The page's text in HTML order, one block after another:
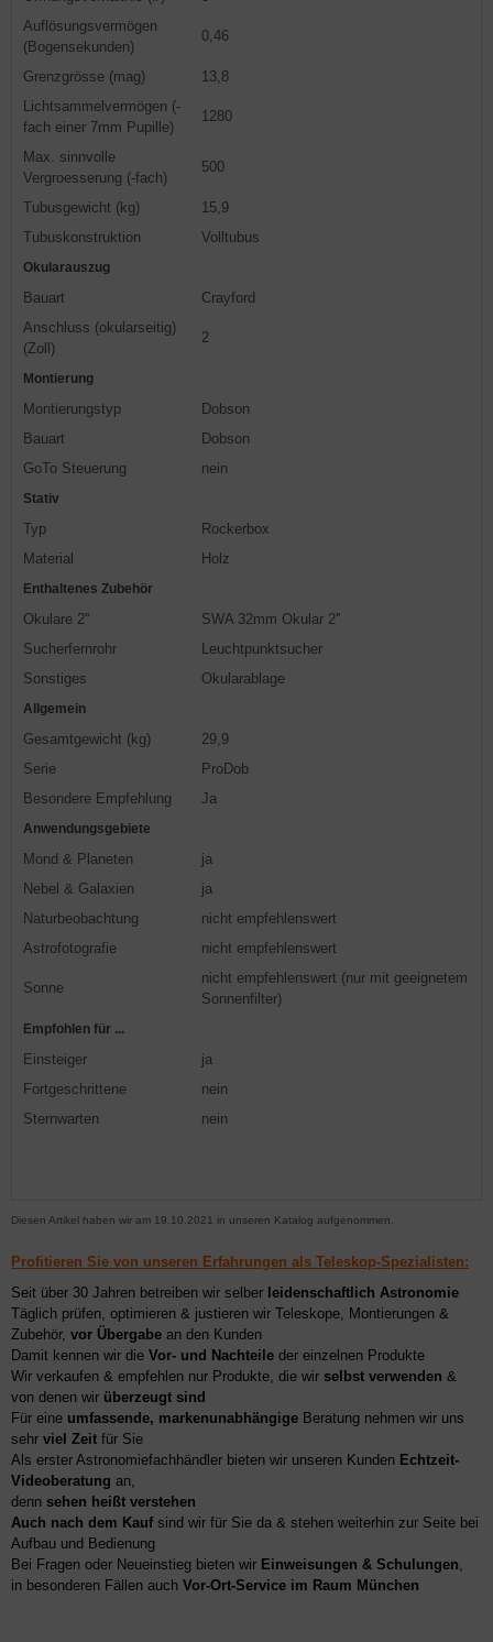
Auflösungsvermögen
(Bogensekunden)
0,46
Grenzgrösse (mag)
13,8
Lichtsammelvermögen (-
fach einer 7mm Pupille)
1280
Max. sinnvolle
Vergroesserung (-fach)
500
Tubusgewicht (kg)
15,9
Tubuskonstruktion
Volltubus
Okularauszug
Bauart
Crayford
Anschluss (okularseitig)
(Zoll)
2
Montierung
Montierungstyp
Dobson
Bauart
Dobson
GoTo Steuerung
nein
Stativ
Typ
Rockerbox
Material
Holz
Enthaltenes Zubehör
Okulare 2''
SWA 32mm Okular 2''
Sucherfernrohr
Leuchtpunktsucher
Sonstiges
Okularablage
Allgemein
Gesamtgewicht (kg)
29,9
Serie
ProDob
Besondere Empfehlung
Ja
Anwendungsgebiete
Mond & Planeten
ja
Nebel & Galaxien
ja
Naturbeobachtung
nicht empfehlenswert
Astrofotografie
nicht empfehlenswert
Sonne
nicht empfehlenswert (nur mit geeignetem
Sonnenfilter)
Empfohlen für ...
Einsteiger
ja
Fortgeschrittene
nein
Sternwarten
nein
Diesen Artikel haben wir am 19.10.2021 in unseren Katalog aufgenommen.
Profitieren Sie von unseren Erfahrungen als Teleskop-Spezialisten:
Seit über 30 Jahren betreiben wir selber leidenschaftlich Astronomie
Täglich prüfen, optimieren & justieren wir Teleskope, Montierungen &
Zubehör, vor Übergabe an den Kunden
Damit kennen wir die Vor- und Nachteile der einzelnen Produkte
Wir verkaufen & empfehlen nur Produkte, die wir selbst verwenden &
von denen wir überzeugt sind
Für eine umfassende, markenunabhängige Beratung nehmen wir uns
sehr viel Zeit für Sie
Als erster Astronomiefachhändler bieten wir unseren Kunden Echtzeit-
Videoberatung an,
denn sehen heißt verstehen
Auch nach dem Kaufsind wir für Sie da & stehen weiterhin zur Seite bei
Aufbau und Bedienung
Bei Fragen oder Neueinstieg bieten wir Einweisungen & Schulungen
in besonderen Fällen auch Vor-Ort-Service im Raum München